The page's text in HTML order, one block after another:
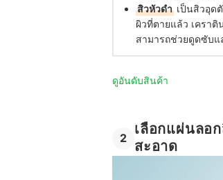
สิวหัวดำ เป็นสิวอุด
ผิวที่ตายแล้ว เครา
สามารถช่วยดูดซับ
ดูอันดับสินค้า
2
เลือกแผ่นลอ
สะอาด